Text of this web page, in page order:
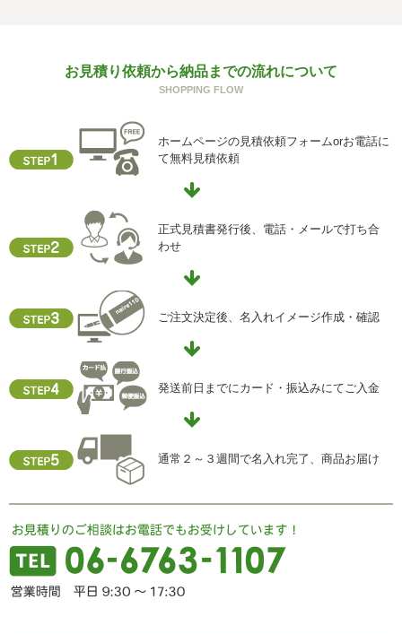
ご本人からの求めにより、当社が保有する保有個人データ
に関する開示、利用目的の通知、内容の訂正・追加または
供記録の開示(以下、開示等という)に応じます。
開示等に応ずる窓口は、下記「当社の個人情報の取扱いに
関する苦情、相談等の問合せ先」を参照してください。
クッキーやウェブビーコン等を用いるなどして、本人が容
易に認識できない方法による個人情報の取得を行っており
ません。
i) 個人情報保護方針
当社ホームページの個人情報保護方針をご覧下さい
住所 ：大阪市中央区瓦屋町2-13-5
TEL ： 06-6763-5415
FAX ： 06-6763-0829
お見積り依頼から納品までの流れについて
SHOPPING FLOW
ホームページの見積依頼フォームorお電話に
て無料見積依頼
正式見積書発行後、電話・メールで打ち合
わせ
ご注文決定後、名入れイメージ作成・確認
発送前日までにカード・振込みにてご入金
通常２～３週間で名入れ完了、商品お届け